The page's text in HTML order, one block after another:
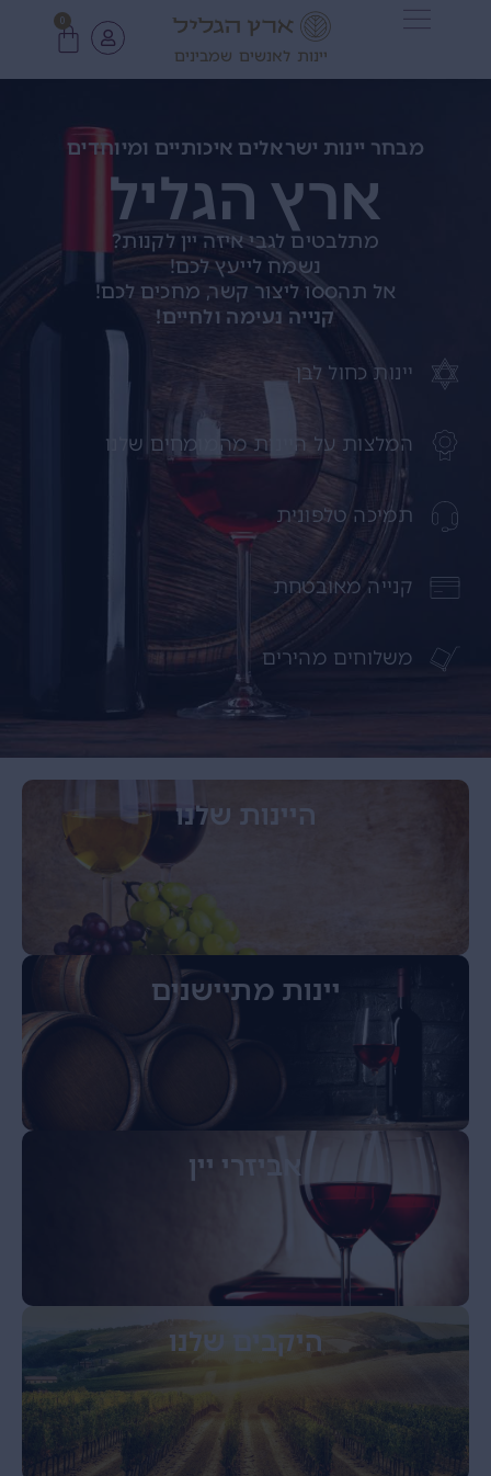
יינות לאנשים שמבינים
0
מבחר יינות ישראלים איכותיים ומיוחדים
ארץ הגליל
מתלבטים לגבי איזה יין לקנות?
נשמח לייעץ לכם!
אל תהססו ליצור קשר, מחכים לכם!
קנייה נעימה ולחיים!
יינות כחול לבן
המלצות על היינות מהמומחים שלנו
תמיכה טלפונית
קנייה מאובטחת
משלוחים מהירים
היינות שלנו
יינות מתיישנים
אביזרי יין
היקבים שלנו